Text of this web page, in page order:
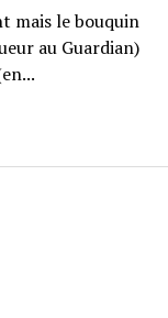
mais le bouquin
au Guardian)